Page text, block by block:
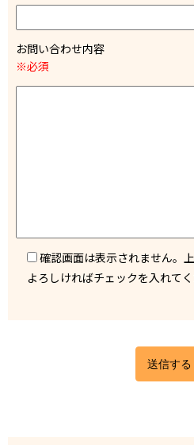
お問い合わせ内容
※必須
確認画面は表示されません。
よろしければチェックを入れてく